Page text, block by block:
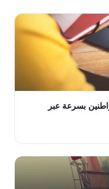
بسرعة عبر